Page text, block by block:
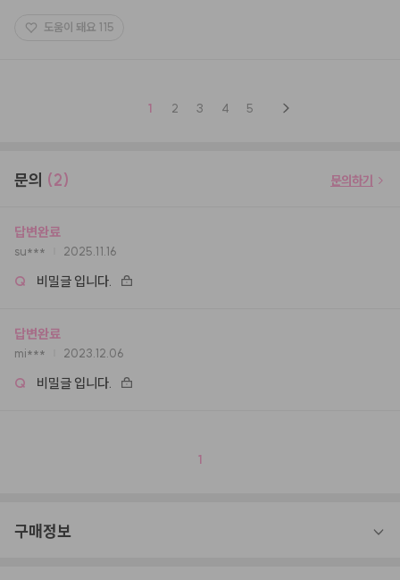
도움이 돼요 115
1 2 3 4 5
문의 (2) 문의하기
답변완료
su*** 2025.11.16
Q 비밀글 입니다.
답변완료
mi*** 2023.12.06
Q 비밀글 입니다.
1
구매정보